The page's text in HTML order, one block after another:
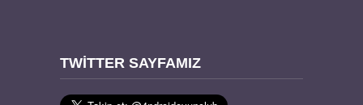
TWITTER SAYFAMIZ